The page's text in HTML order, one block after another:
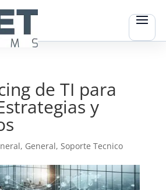
de TI para
y
, General, Soporte Tecnico